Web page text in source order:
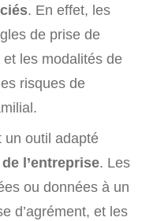
. En effet, les
de prise de
les modalités de
risques de
un outil adapté
l’entreprise. Les
ou données à un
d’agrément, et les